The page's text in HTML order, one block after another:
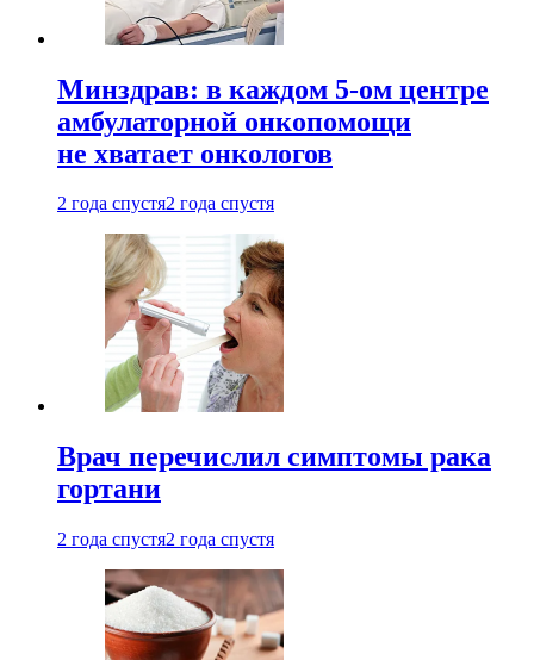
Минздрав: в каждом 5-ом центре
амбулаторной онкопомощи
не хватает онкологов
2 года спустя2 года спустя
Врач перечислил симптомы рака
гортани
2 года спустя2 года спустя